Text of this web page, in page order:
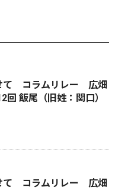
て コラムリレー 広畑
飯尾（旧姓：関口）
て コラムリレー 広畑